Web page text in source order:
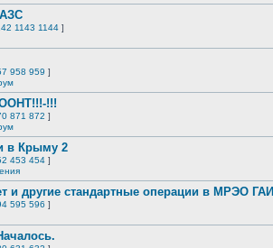
1143 1144 ]
958 959 ]
!!!
871 872 ]
в Крыму 2
453 454 ]
и другие стандартные операции в МРЭО ГАИ
595 596 ]